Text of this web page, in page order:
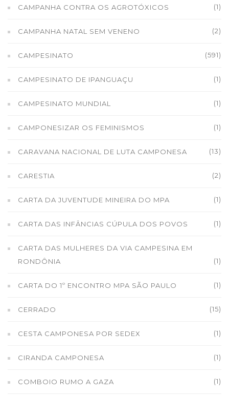
CAMPANHA CONTRA OS AGROTÓXICOS (1)
CAMPANHA NATAL SEM VENENO (2)
CAMPESINATO (591)
CAMPESINATO DE IPANGUAÇU (1)
CAMPESINATO MUNDIAL (1)
CAMPONESIZAR OS FEMINISMOS (1)
CARAVANA NACIONAL DE LUTA CAMPONESA (13)
CARESTIA (2)
CARTA DA JUVENTUDE MINEIRA DO MPA (1)
CARTA DAS INFÂNCIAS CÚPULA DOS POVOS (1)
CARTA DAS MULHERES DA VIA CAMPESINA EM
RONDÔNIA
(1)
CARTA DO 1º ENCONTRO MPA SÃO PAULO (1)
CERRADO (15)
CESTA CAMPONESA POR SEDEX (1)
CIRANDA CAMPONESA (1)
COMBOIO RUMO A GAZA (1)